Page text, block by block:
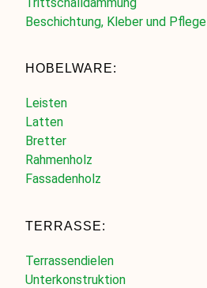
Beschichtung, Kleber und Pflege
HOBELWARE:
Leisten
Latten
Bretter
Rahmenholz
Fassadenholz
TERRASSE:
Terrassendielen
Unterkonstruktion